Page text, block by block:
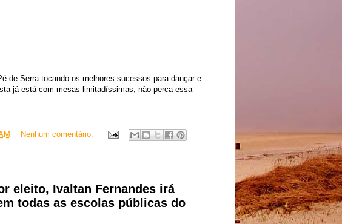
de Serra tocando os melhores sucessos para dançar e
já está com mesas limitadíssimas, não perca essa
Nenhum comentário:
eleito, Ivaltan Fernandes irá
todas as escolas públicas do